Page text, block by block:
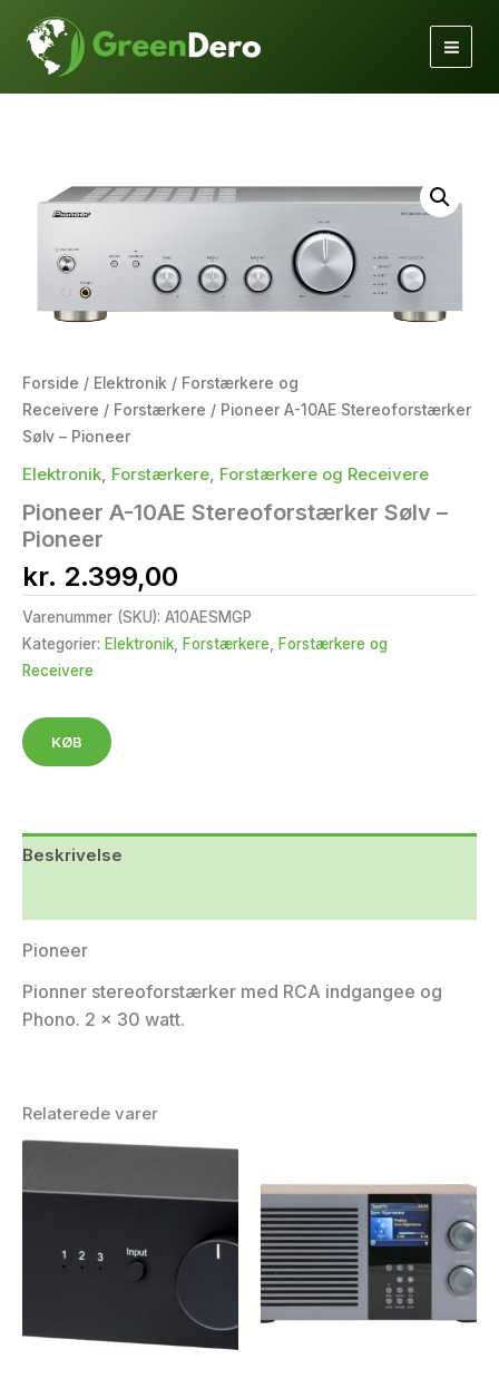
indholdet
Forside / Elektronik / Forstærkere og
Receivere / Forstærkere / Pioneer A-10AE Stereoforstærker
Sølv – Pioneer
Elektronik Forstærkere Forstærkere og Receivere
Pioneer A-10AE Stereoforstærker Sølv –
Pioneer
kr. 2.399,00
Varenummer (SKU): A10AESMGP
Kategorier: Elektronik Forstærkere
Forstærkere og
Receivere
KØB
Beskrivelse
Pioneer
Pionner stereoforstærker med RCA indgangee og
Phono. 2 x 30 watt.
Relaterede varer